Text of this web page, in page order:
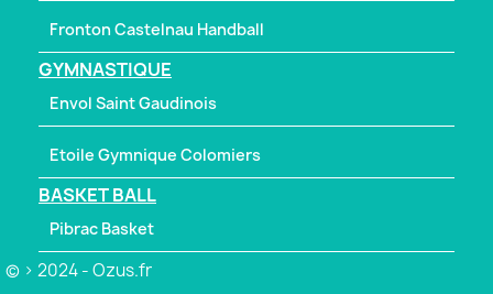
Fronton Castelnau Handball
GYMNASTIQUE
Envol Saint Gaudinois
Etoile Gymnique Colomiers
BASKET BALL
Pibrac Basket
© > 2024 - Ozus.fr